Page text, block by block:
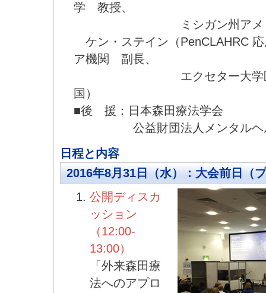
学 教授、
ミシガン州アメリカ
ケン・ステイン（PenCLAHRC
ア機関 副長、
エクセター大学医学
国）
■後 援：日本森田療法学会
公益財団法人メンタルヘル
日程と内容
2016年8月31日（水）：大会前日（
公開ディスカ
ッション
（12:00-
13:00）
「外来森田療
法へのアプロ